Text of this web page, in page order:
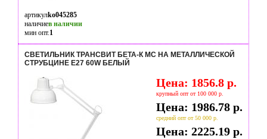
артикулko045285
наличиев наличии
мин опт.1
СВЕТИЛЬНИК ТРАНСВИТ БЕТА-К МС НА МЕТАЛЛИЧЕСКОЙ
СТРУБЦИНЕ Е27 60W БЕЛЫЙ
Цена: 1856.8 р.
крупный опт от 100 000 р.
Цена: 1986.78 р.
средний опт от 50 000 р.
Цена: 2225.19 р.